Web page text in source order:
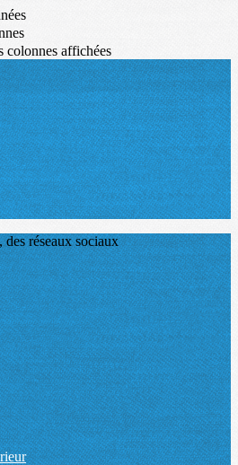
colonnes affichées
réseaux sociaux